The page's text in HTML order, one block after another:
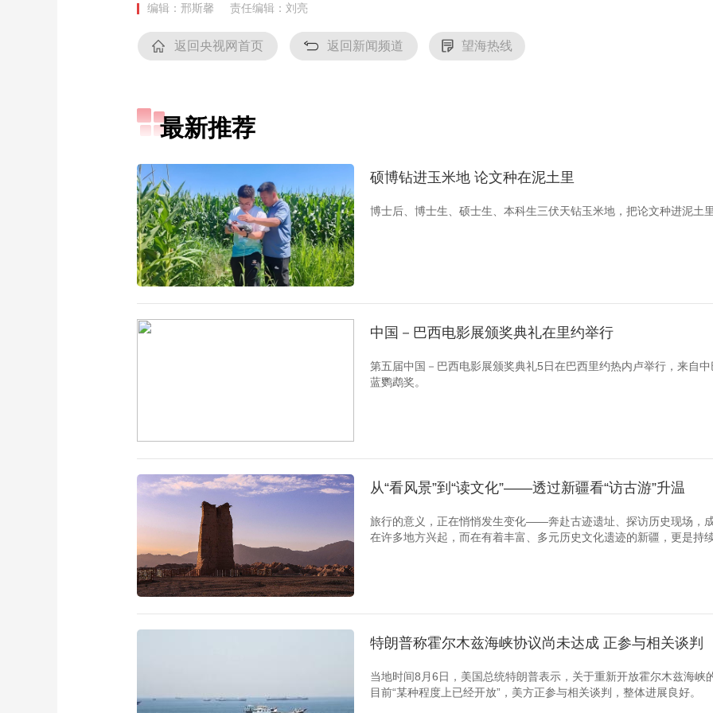
编辑：邢斯馨 责任编辑：刘亮
返回央视网首页 返回新闻频道 望海热线
最新推荐
硕博钻进玉米地 论文种在泥土里
博士后、博士生、硕士生、本科生三伏天钻玉米地，把论文种进泥土
中国－巴西电影展颁奖典礼在里约举行
第五届中国－巴西电影展颁奖典礼5日在巴西里约热内卢举行，来自
蓝鹦鹉奖。
从“看风景”到“读文化”——透过新疆看“访古游”升温
旅行的意义，正在悄悄发生变化——奔赴古迹遗址、探访历史现场，
在许多地方兴起，而在有着丰富、多元历史文化遗迹的新疆，更是持
特朗普称霍尔木兹海峡协议尚未达成 正参与相关谈判
当地时间8月6日，美国总统特朗普表示，关于重新开放霍尔木兹海峡
目前“某种程度上已经开放”，美方正参与相关谈判，整体进展良好。